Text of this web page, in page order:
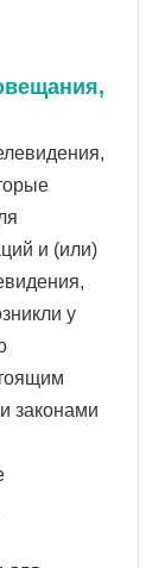
и (или)
у
законами